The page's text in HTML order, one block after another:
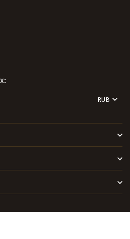
RUB